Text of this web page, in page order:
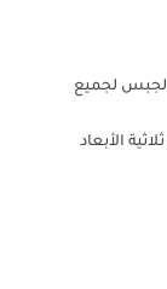
لجميع
الأبعاد